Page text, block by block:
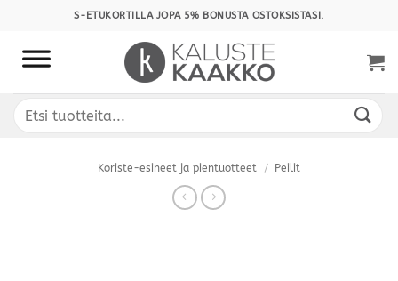
content
S-ETUKORTILLA JOPA 5% BONUSTA OSTOKSISTASI.
Etsi:
Koriste-esineet ja pientuotteet / Peilit